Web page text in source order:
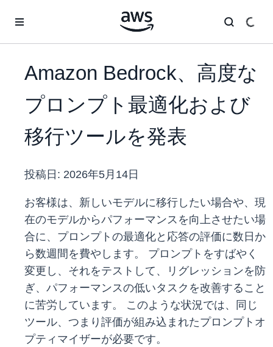
Amazon Bedrock、高度な
プロンプト最適化および
移行ツールを発表
投稿日: 2026年5月14日
お客様は、新しいモデルに移行したい場合や、現
在のモデルからパフォーマンスを向上させたい場
合に、プロンプトの最適化と応答の評価に数日か
ら数週間を費やします。 プロンプトをすばやく
変更し、それをテストして、リグレッションを防
ぎ、パフォーマンスの低いタスクを改善すること
に苦労しています。 このような状況では、同じ
ツール、つまり評価が組み込まれたプロンプトオ
プティマイザーが必要です。